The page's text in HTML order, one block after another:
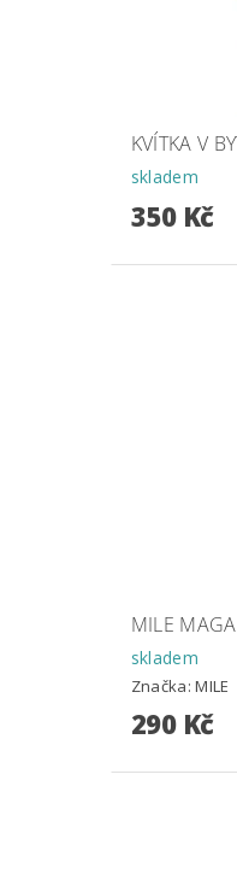
KVÍTKA V
skladem
350 Kč
MILE
skladem
Značka:MILE
290 Kč